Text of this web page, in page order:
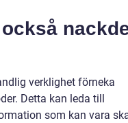
verklighet förneka
Detta kan leda till
som kan vara